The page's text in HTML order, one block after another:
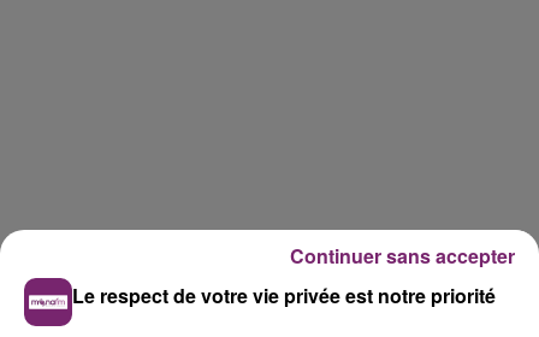
Le respect de votre vie privée est notre priorité
Continuer sans accepter